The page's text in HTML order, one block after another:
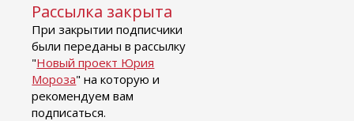
Рассылка закрыта
При закрытии подписчики
были переданы в рассылку
"Новый проект Юрия
Мороза" на которую и
рекомендуем вам
подписаться.